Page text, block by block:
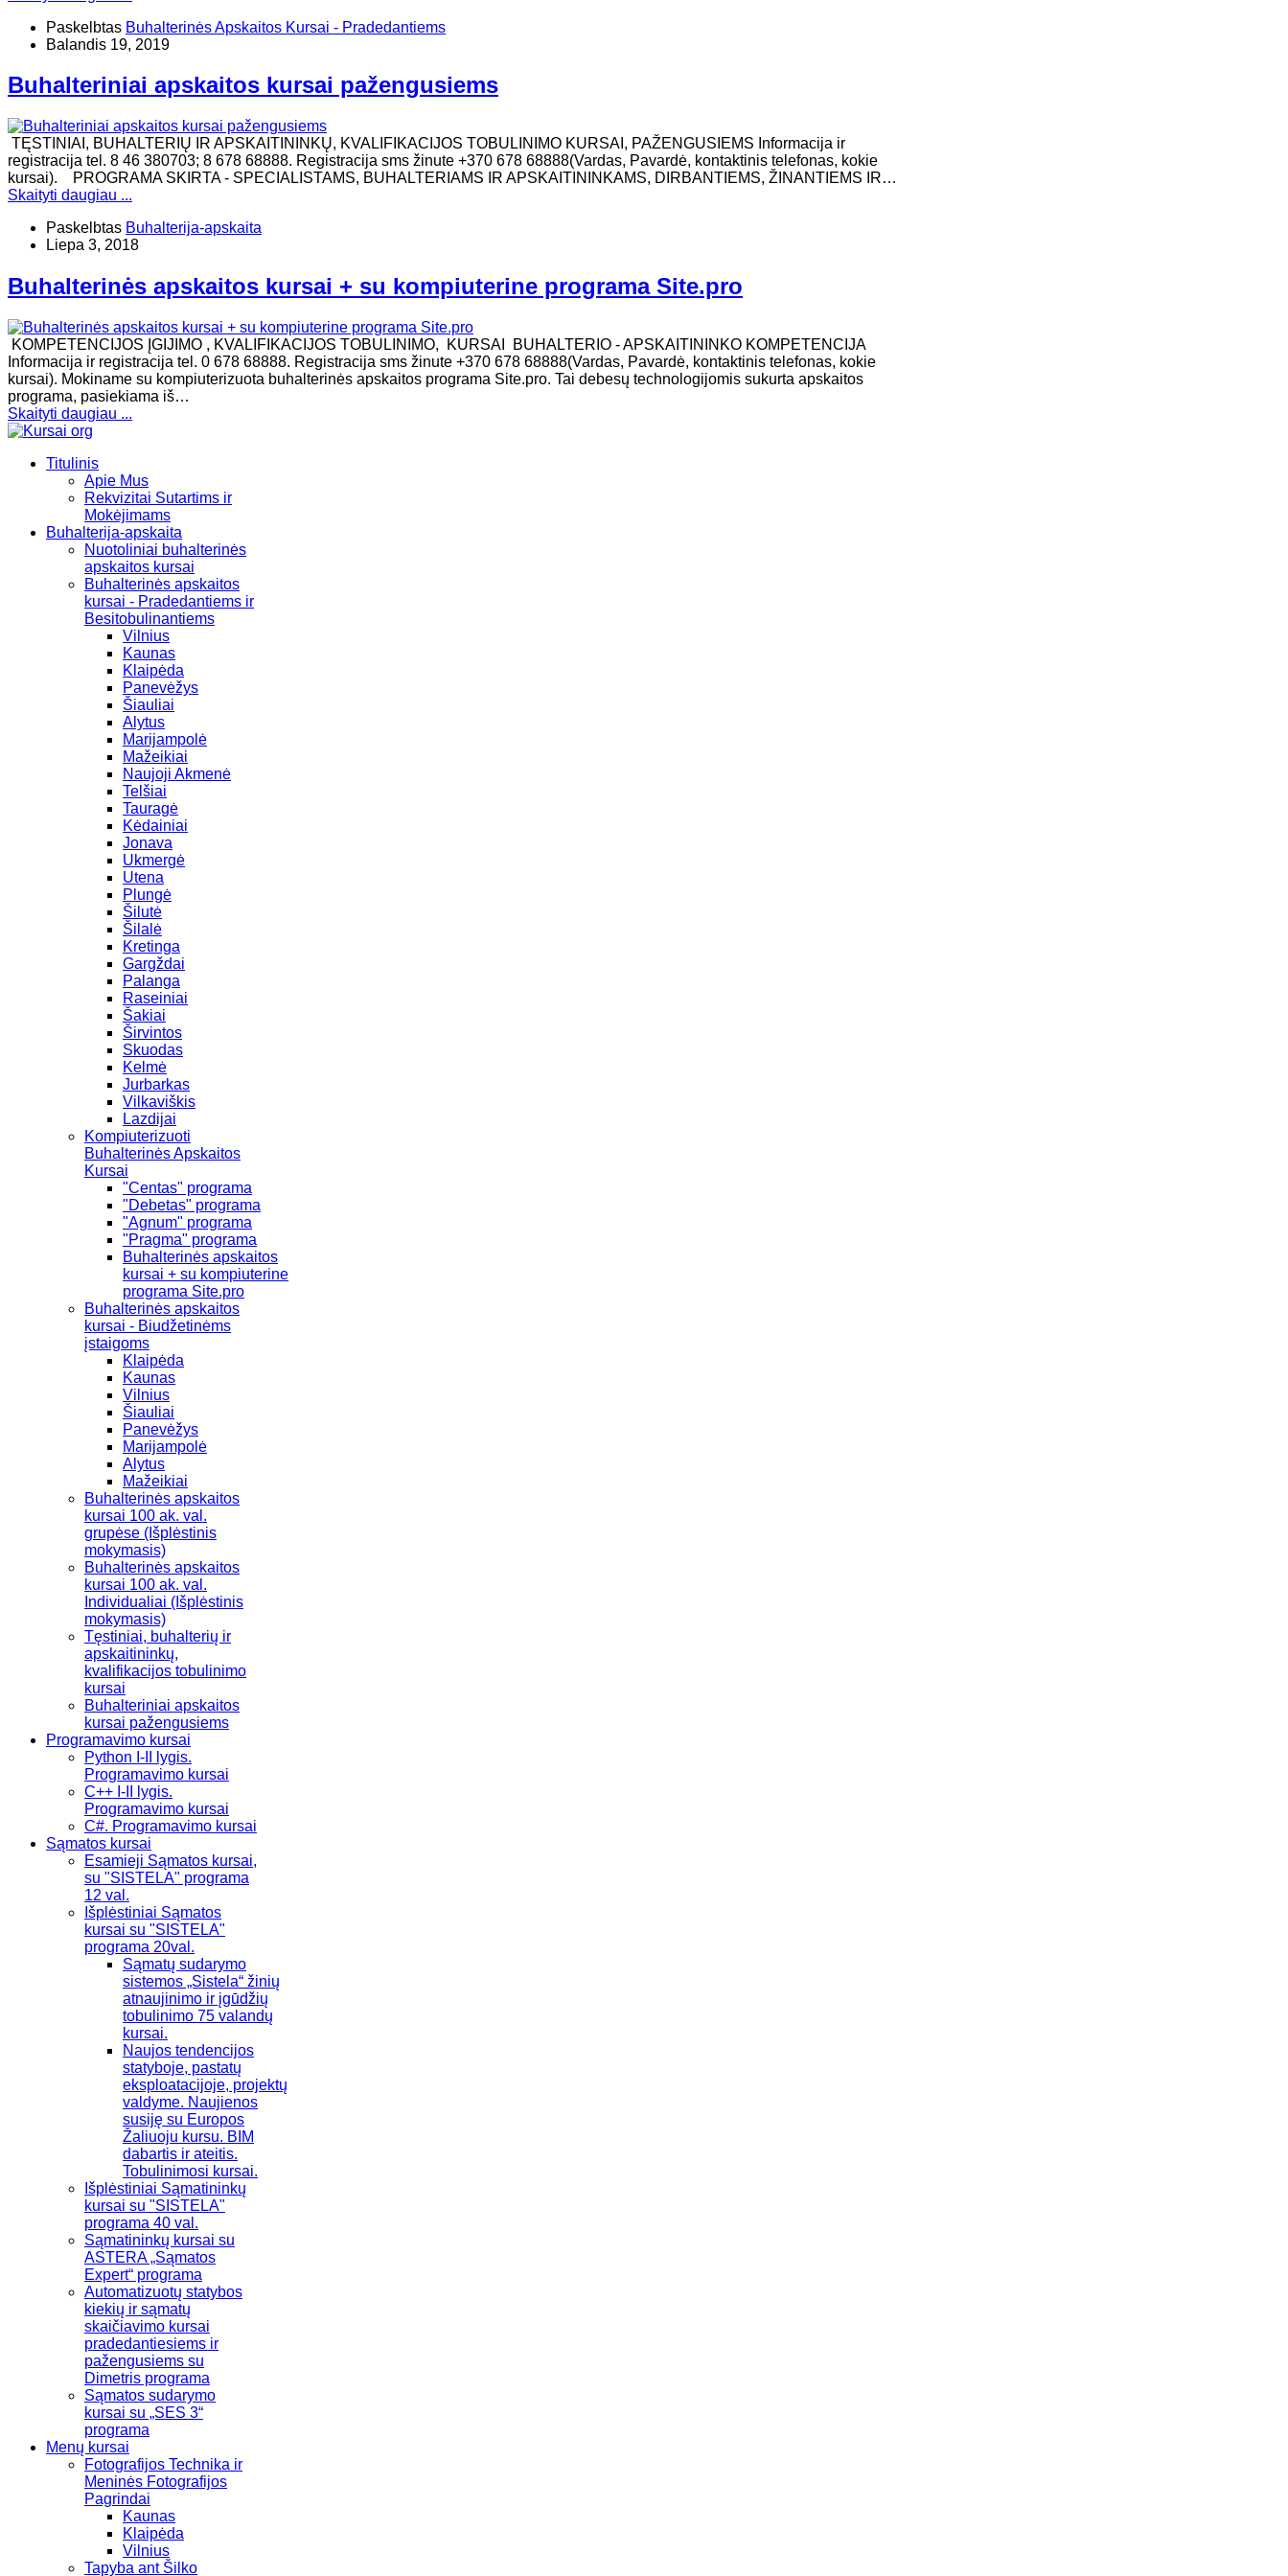
Paskelbtas Buhalterinės Apskaitos Kursai - Pradedantiems
Balandis 19, 2019
Buhalteriniai apskaitos kursai pažengusiems
TĘSTINIAI, BUHALTERIŲ IR APSKAITININKŲ, KVALIFIKACIJOS TOBULINIMO KURSAI, PAŽENGUSIEMS Informacija ir
registracija tel. 8 46 380703; 8 678 68888. Registracija sms žinute +370 678 68888(Vardas, Pavardė, kontaktinis telefonas, kokie
kursai). ​PROGRAMA SKIRTA - SPECIALISTAMS, BUHALTERIAMS IR APSKAITININKAMS, DIRBANTIEMS, ŽINANTIEMS IR…
Skaityti daugiau ...
Paskelbtas Buhalterija-apskaita
Liepa 3, 2018
Buhalterinės apskaitos kursai + su kompiuterine programa Site.pro
KOMPETENCIJOS ĮGIJIMO , KVALIFIKACIJOS TOBULINIMO, KURSAI BUHALTERIO - APSKAITININKO KOMPETENCIJA
Informacija ir registracija tel. 0 678 68888. Registracija sms žinute +370 678 68888(Vardas, Pavardė, kontaktinis telefonas, kokie
kursai). Mokiname su kompiuterizuota buhalterinės apskaitos programa Site.pro. Tai debesų technologijomis sukurta apskaitos
programa, pasiekiama iš…
Skaityti daugiau ...
Titulinis
Apie Mus
Rekvizitai Sutartims ir
Mokėjimams
Buhalterija-apskaita
Nuotoliniai buhalterinės
apskaitos kursai
Buhalterinės apskaitos
kursai - Pradedantiems ir
Besitobulinantiems
Vilnius
Kaunas
Klaipėda
Panevėžys
Šiauliai
Alytus
Marijampolė
Mažeikiai
Naujoji Akmenė
Telšiai
Tauragė
Kėdainiai
Jonava
Ukmergė
Utena
Plungė
Šilutė
Šilalė
Kretinga
Gargždai
Palanga
Raseiniai
Šakiai
Širvintos
Skuodas
Kelmė
Jurbarkas
Vilkaviškis
Lazdijai
Kompiuterizuoti
Buhalterinės Apskaitos
Kursai
"Centas" programa
"Debetas" programa
"Agnum" programa
"Pragma" programa
Buhalterinės apskaitos
kursai + su kompiuterine
programa Site.pro
Buhalterinės apskaitos
kursai - Biudžetinėms
įstaigoms
Klaipėda
Kaunas
Vilnius
Šiauliai
Panevėžys
Marijampolė
Alytus
Mažeikiai
Buhalterinės apskaitos
kursai 100 ak. val.
grupėse (Išplėstinis
mokymasis)
Buhalterinės apskaitos
kursai 100 ak. val.
Individualiai (Išplėstinis
mokymasis)
Tęstiniai, buhalterių ir
apskaitininkų,
kvalifikacijos tobulinimo
kursai
Buhalteriniai apskaitos
kursai pažengusiems
Programavimo kursai
Python I-II lygis.
Programavimo kursai
C++ I-II lygis.
Programavimo kursai
C#. Programavimo kursai
Sąmatos kursai
Esamieji Sąmatos kursai,
su "SISTELA" programa
12 val.
Išplėstiniai Sąmatos
kursai su "SISTELA"
programa 20val.
Sąmatų sudarymo
sistemos „Sistela“ žinių
atnaujinimo ir įgūdžių
tobulinimo 75 valandų
kursai.
Naujos tendencijos
statyboje, pastatų
eksploatacijoje, projektų
valdyme. Naujienos
susiję su Europos
Žaliuoju kursu. BIM
dabartis ir ateitis.
Tobulinimosi kursai.
Išplėstiniai Sąmatininkų
kursai su "SISTELA"
programa 40 val.
Sąmatininkų kursai su
ASTERA „Sąmatos
Expert“ programa
Automatizuotų statybos
kiekių ir sąmatų
skaičiavimo kursai
pradedantiesiems ir
pažengusiems su
Dimetris programa
Sąmatos sudarymo
kursai su „SES 3“
programa
Menų kursai
Fotografijos Technika ir
Meninės Fotografijos
Pagrindai
Kaunas
Klaipėda
Vilnius
Tapyba ant Šilko